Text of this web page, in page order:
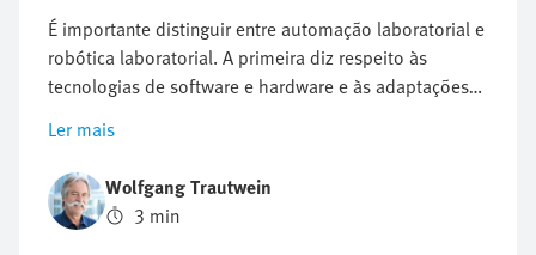
É importante distinguir entre automação laboratorial e
robótica laboratorial. A primeira diz respeito às
tecnologias de software e hardware e às adaptações
intervenção humana; a segunda refere-se
especificamente ao manuseamento físico de amostras
e respetivos recipientes.
Ler mais
Wolfgang Trautwein
3 min